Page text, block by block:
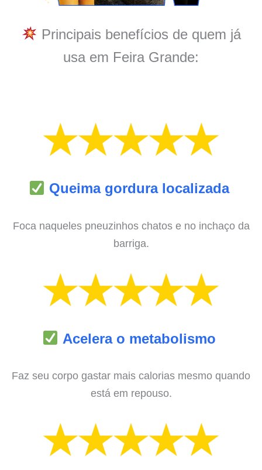
Principais benefícios de quem já
usa em Feira Grande:
Queima gordura localizada
Foca naqueles pneuzinhos chatos e no inchaço da
barriga.
Acelera o metabolismo
Faz seu corpo gastar mais calorias mesmo quando
está em repouso.